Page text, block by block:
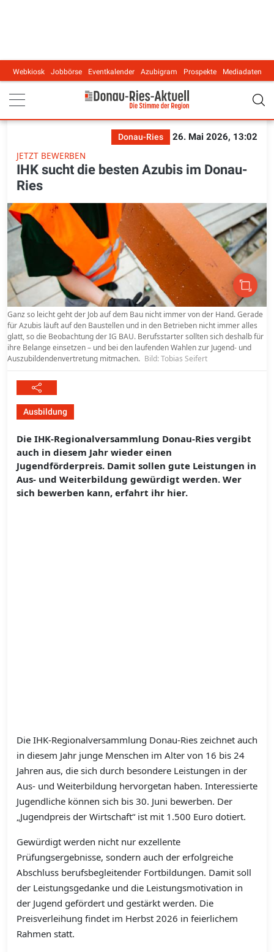
Main navigation
Webkiosk Jobbörse Eventkalender Azubigram Prospekte Mediadaten
Donau-Ries
26. Mai 2026, 13:02
JETZT BEWERBEN
IHK sucht die besten Azubis im Donau-
Ries
Ganz so leicht geht der Job auf dem Bau nicht immer von der Hand. Gerade
für Azubis läuft auf den Baustellen und in den Betrieben nicht immer alles
glatt, so die Beobachtung der IG BAU. Berufsstarter sollten sich deshalb für
ihre Belange einsetzen – und bei den laufenden Wahlen zur Jugend- und
Auszubildendenvertretung mitmachen. Bild: Tobias Seifert
Ausbildung
Die IHK-Regionalversammlung Donau-Ries vergibt
auch in diesem Jahr wieder einen
Jugendförderpreis. Damit sollen gute Leistungen in
Aus- und Weiterbildung gewürdigt werden. Wer
sich bewerben kann, erfahrt ihr hier.
Die IHK-Regionalversammlung Donau-Ries zeichnet auch
in diesem Jahr junge Menschen im Alter von 16 bis 24
Jahren aus, die sich durch besondere Leistungen in der
Aus- und Weiterbildung hervorgetan haben. Interessierte
Jugendliche können sich bis 30. Juni bewerben. Der
„Jugendpreis der Wirtschaft“ ist mit 1.500 Euro dotiert.
Gewürdigt werden nicht nur exzellente
Prüfungsergebnisse, sondern auch der erfolgreiche
Abschluss berufsbegleitender Fortbildungen. Damit soll
der Leistungsgedanke und die Leistungsmotivation in
der Jugend gefördert und gestärkt werden. Die
Preisverleihung findet im Herbst 2026 in feierlichem
Rahmen statt.